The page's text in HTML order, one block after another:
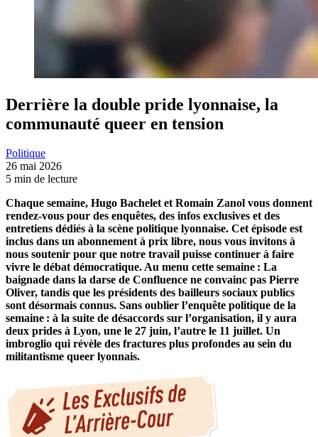
Derrière la double pride lyonnaise, la
communauté queer en tension
Politique
26 mai 2026
5 min de lecture
Chaque semaine, Hugo Bachelet et Romain Zanol vous donnent
rendez-vous pour des enquêtes, des infos exclusives et des
entretiens dédiés à la scène politique lyonnaise. Cet épisode est
inclus dans un abonnement à prix libre, nous vous invitons à
nous soutenir pour que notre travail puisse continuer à faire
vivre le débat démocratique. Au menu cette semaine : La
baignade dans la darse de Confluence ne convainc pas Pierre
Oliver, tandis que les présidents des bailleurs sociaux publics
sont désormais connus. Sans oublier l’enquête politique de la
semaine : à la suite de désaccords sur l’organisation, il y aura
deux prides à Lyon, une le 27 juin, l’autre le 11 juillet. Un
imbroglio qui révèle des fractures plus profondes au sein du
militantisme queer lyonnais.